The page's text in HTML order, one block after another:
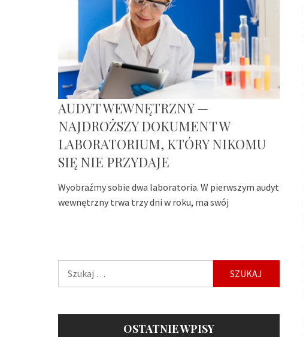
AUDYT WEWNĘTRZNY —
NAJDROŻSZY DOKUMENT W
LABORATORIUM, KTÓRY NIKOMU
SIĘ NIE PRZYDAJE
Wyobraźmy sobie dwa laboratoria. W pierwszym audyt
wewnętrzny trwa trzy dni w roku, ma swój
OSTATNIE WPISY